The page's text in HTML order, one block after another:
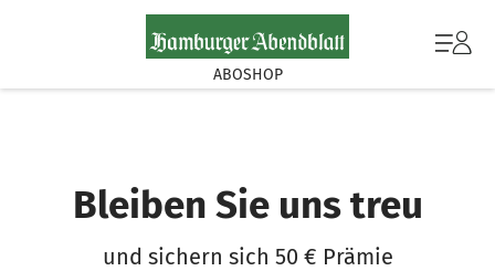
ABOSHOP
Bleiben Sie uns treu
und sichern sich 50 € Prämie